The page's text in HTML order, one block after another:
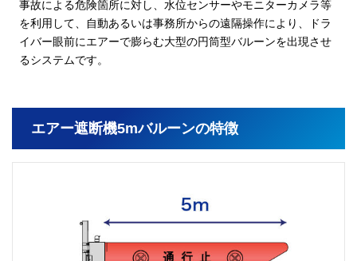
事故による危険箇所に対し、水位センサーやモニターカメラ等
を利用して、自動あるいは事務所からの遠隔操作により、ドラ
イバー眼前にエアーで膨らむ大型の円筒型バルーンを出現させ
るシステムです。
エアー遮断機5mバルーンの特徴